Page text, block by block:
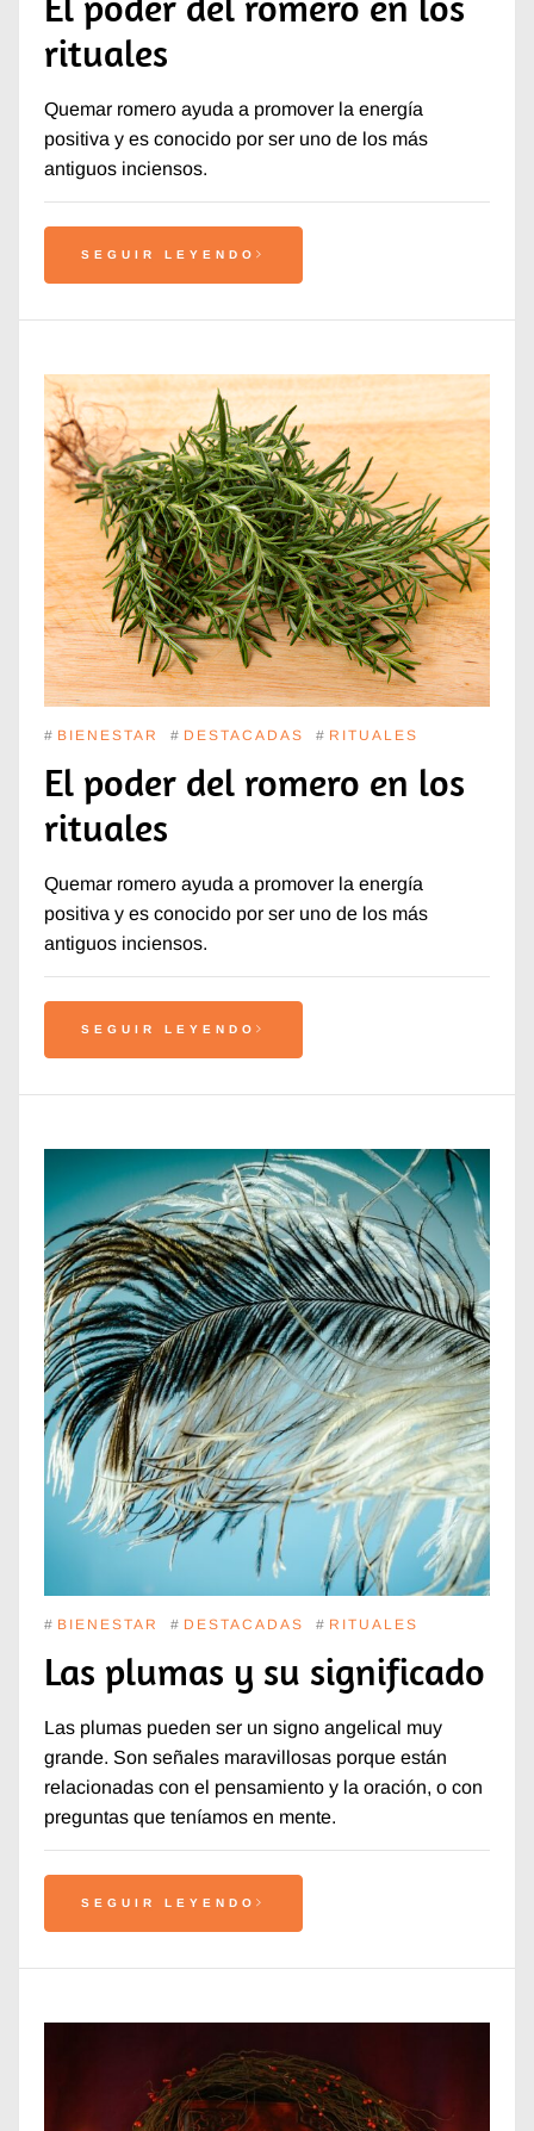
rituales
Quemar romero ayuda a promover la energía
positiva y es conocido por ser uno de los más
antiguos inciensos.
SEGUIR LEYENDO
# BIENESTAR # DESTACADAS # RITUALES
El poder del romero en los
rituales
Quemar romero ayuda a promover la energía
positiva y es conocido por ser uno de los más
antiguos inciensos.
SEGUIR LEYENDO
# BIENESTAR # DESTACADAS # RITUALES
Las plumas y su significado
Las plumas pueden ser un signo angelical muy
grande. Son señales maravillosas porque están
relacionadas con el pensamiento y la oración, o con
preguntas que teníamos en mente.
SEGUIR LEYENDO